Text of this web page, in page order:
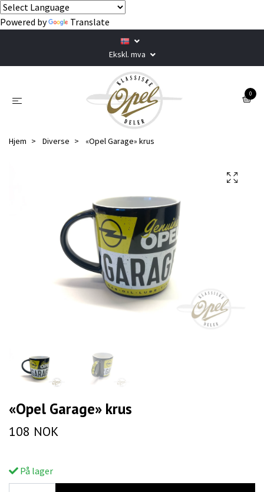
Powered by Translate
Ekskl. mva
0
Hjem Diverse «Opel Garage» krus
«Opel Garage» krus
108 NOK
På lager